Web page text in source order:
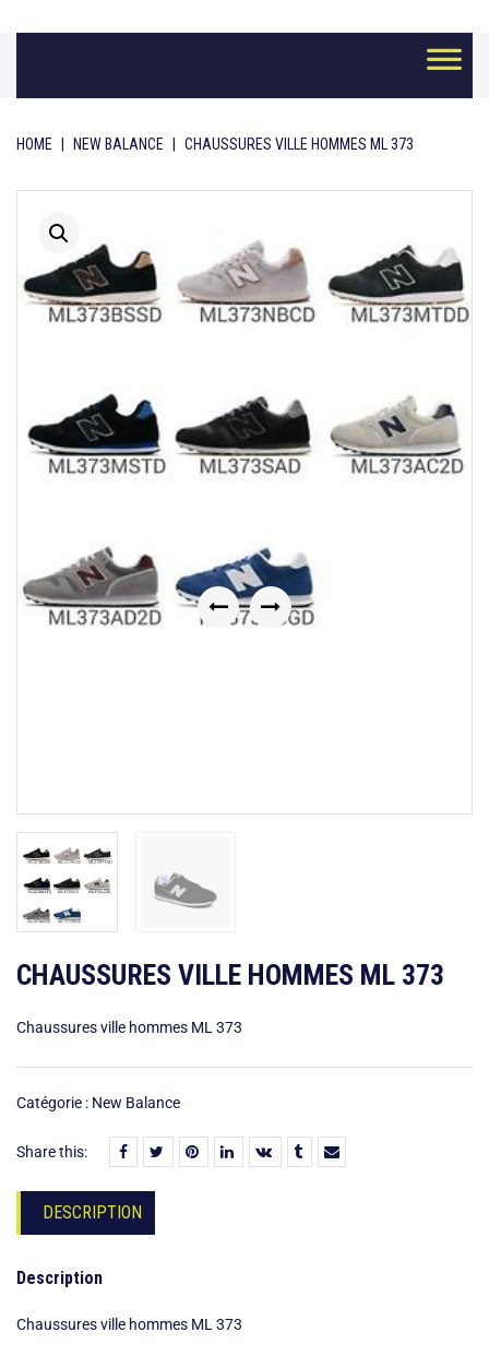
content
HOME NEW BALANCE CHAUSSURES VILLE HOMMES ML 373
PreviousNext
CHAUSSURES VILLE HOMMES ML 373
Chaussures ville hommes ML 373
Catégorie : New Balance
Share this:
DESCRIPTION
Description
Chaussures ville hommes ML 373